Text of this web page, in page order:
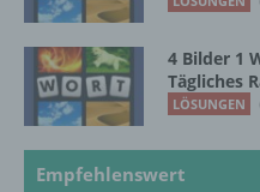
4 Bilder 1
Tägliches
LÖSUNGEN
Empfehlenswert
automatisierter
Zusammenhang
Daten wie das
Organisation, das
die Anpassung
Auslesen, das
die Offenlegung